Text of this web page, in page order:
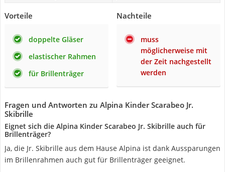
Vorteile
doppelte Gläser
elastischer Rahmen
für Brillenträger
Nachteile
muss
möglicherweise mit
der Zeit nachgestellt
werden
Fragen und Antworten zu Alpina Kinder Scarabeo Jr.
Skibrille
Eignet sich die Alpina Kinder Scarabeo Jr. Skibrille auch für
Brillenträger?
Ja, die Jr. Skibrille aus dem Hause Alpina ist dank Aussparungen
im Brillenrahmen auch gut für Brillenträger geeignet.